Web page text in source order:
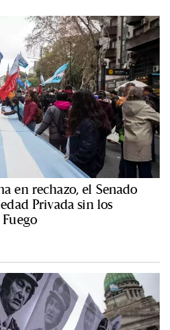
en rechazo, el Senado
Privada sin los